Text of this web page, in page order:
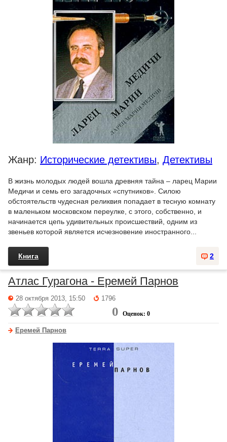
Жанр: Исторические детективы, Детективы
В жизнь молодых людей вошла древняя тайна – ларец Марии
Медичи и семь его загадочных «спутников». Силою
обстоятельств чудесная реликвия попадает в тесную комнату
в маленьком московском переулке, с этого, собственно, и
начинается цепь удивительных происшествий, одним из
звеньев которой является исчезновение иностранного...
2
Книга
Атлас Гурагона - Еремей Парнов
28 октября 2013, 15:50 1796
0 Оценок: 0
Еремей Парнов